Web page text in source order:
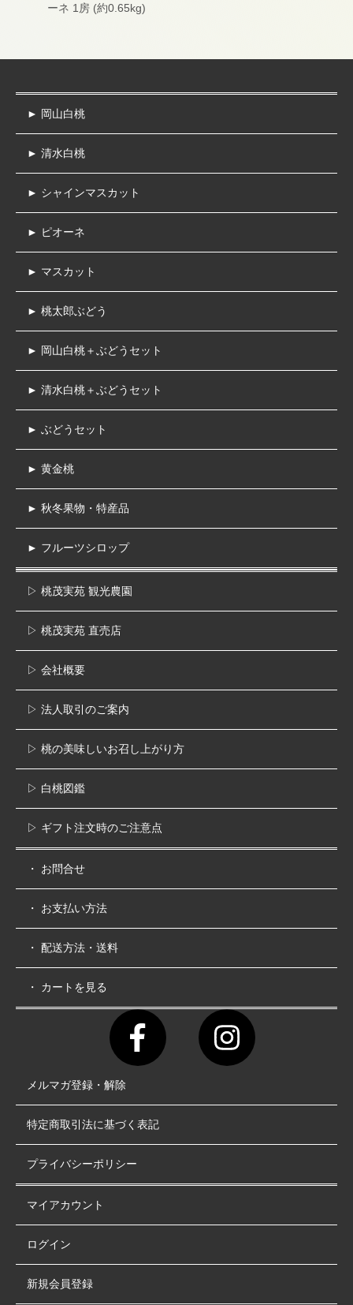
ーネ 1房 (約0.65kg)
► 岡山白桃
► 清水白桃
► シャインマスカット
► ピオーネ
► マスカット
► 桃太郎ぶどう
► 岡山白桃＋ぶどうセット
► 清水白桃＋ぶどうセット
► ぶどうセット
► 黄金桃
► 秋冬果物・特産品
► フルーツシロップ
▷ 桃茂実苑 観光農園
▷ 桃茂実苑 直売店
▷ 会社概要
▷ 法人取引のご案内
▷ 桃の美味しいお召し上がり方
▷ 白桃図鑑
▷ ギフト注文時のご注意点
・ お問合せ
・ お支払い方法
・ 配送方法・送料
・ カートを見る
メルマガ登録・解除
特定商取引法に基づく表記
プライバシーポリシー
マイアカウント
ログイン
新規会員登録